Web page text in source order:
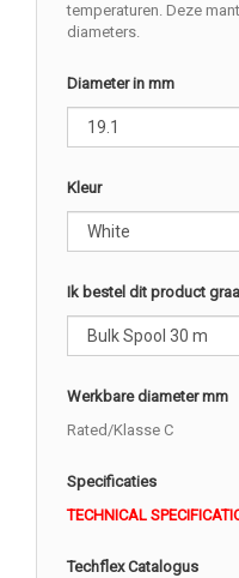
temperaturen. Deze
diameters.
Diameter in mm
Kleur
Ik bestel dit product
Werkbare diameter mm
Rated/Klasse C
Specificaties
TECHNICAL
Techflex Catalogus